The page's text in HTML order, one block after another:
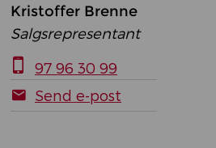
Kristoffer Brenne
Salgsrepresentant
97 96 30 99
Send e-post